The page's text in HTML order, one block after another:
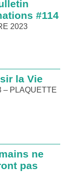
#114
2023
la Vie
– PLAQUETTE
ne
pas